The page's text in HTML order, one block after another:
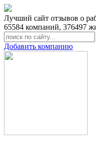
Лучший сайт отзывов о
65584 компаний, 376497
Добавить компанию